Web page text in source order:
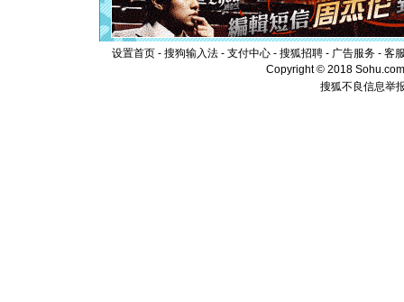
离。水晶
[元旦]当
泣，这痛
卖了。水
[春节] 风
颜！冬去
设置首页 - 搜狗输入法 - 支付中心 - 搜狐招聘 - 广告服务 - 客
Copyright © 2018
搜狐不良信息举